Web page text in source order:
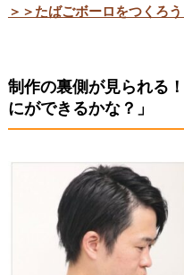
＞＞たばごボーロをつくろ
制作の裏側が見られる
にができるかな？」